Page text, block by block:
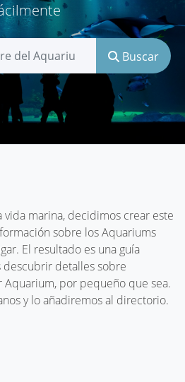
Buscar
vida marina, decidimos crear este
sobre los Aquariums
El resultado es una guía
detalles sobre
por pequeño que sea.
y lo añadiremos al directorio.